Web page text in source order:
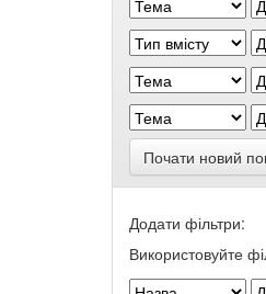
Почати новий
Додати фільтри:
Використовуйте